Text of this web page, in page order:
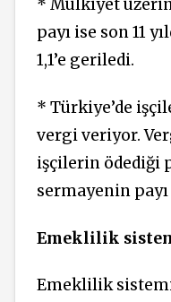
* Mülkiyet
payı ise son 11
1,1’e geriledi.
* Türkiye’de
vergi veriyor.
işçilerin ödediği
sermayenin payı
Emeklilik
Emeklilik